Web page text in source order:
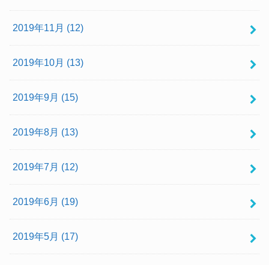
2019年11月 (12)
2019年10月 (13)
2019年9月 (15)
2019年8月 (13)
2019年7月 (12)
2019年6月 (19)
2019年5月 (17)